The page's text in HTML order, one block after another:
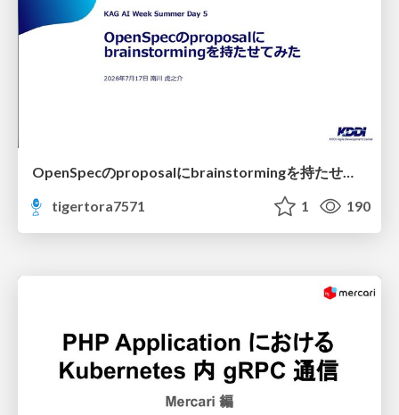
OpenSpecのproposalにbrainstormingを持たせてみた
tigertora7571
1 190